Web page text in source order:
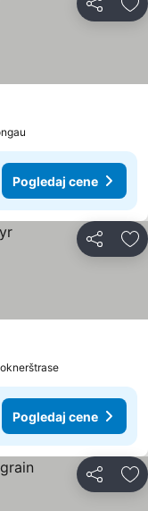
Deli
Pogledaj cene
Deli
Pogledaj cene
Deli